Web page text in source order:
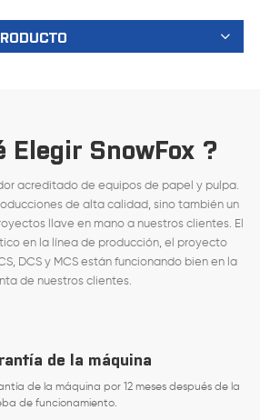
Elegir SnowFox ?
acreditado de equipos de papel y pulpa.
de alta calidad, sino también un
llave en mano a nuestros clientes. El
en la línea de producción, el proyecto
DCS y MCS están funcionando bien en la
de nuestros clientes.
de la máquina
de la máquina por 12 meses después de la
de funcionamiento.